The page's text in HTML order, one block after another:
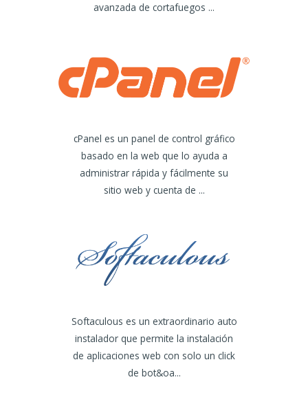
avanzada de cortafuegos ...
cPanel es un panel de control gráfico
basado en la web que lo ayuda a
administrar rápida y fácilmente su
sitio web y cuenta de ...
Softaculous es un extraordinario auto
instalador que permite la instalación
de aplicaciones web con solo un click
de bot&oa...